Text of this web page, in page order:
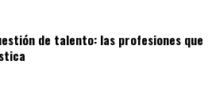
de talento: las profesiones que